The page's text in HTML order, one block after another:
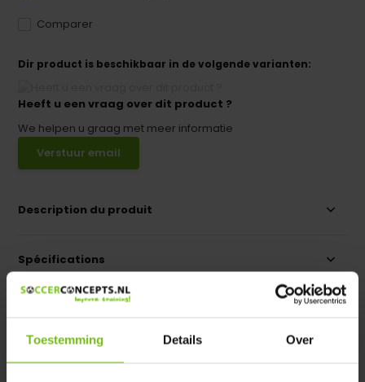
Toestemming Details Over
Comparer
Dir product is beschikbaar in de volgende varianten:
Heeft u een vraag over dit product ?
We helpen u graag met meer informatie
Verstuur email
Description du produit
Spécifications
Partager